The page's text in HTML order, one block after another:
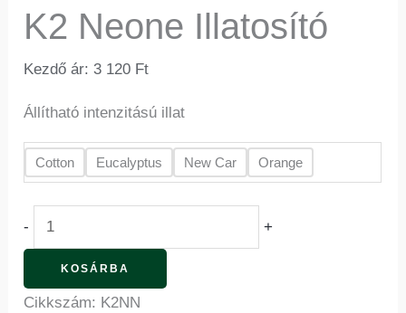
K2 Neone Illatosító
Kezdő ár:3 120 Ft
Állítható intenzitású illat
Cotton Eucalyptus New Car Orange
- +
KOSÁRBA
Cikkszám: K2NN